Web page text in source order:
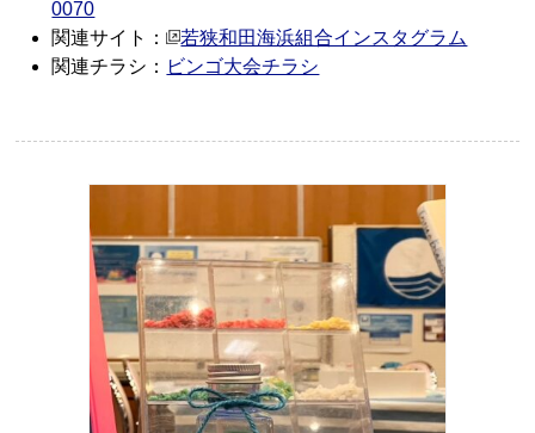
0070
関連サイト：
若狭和田海浜組合インスタグラム
関連チラシ： ビンゴ大会チラシ